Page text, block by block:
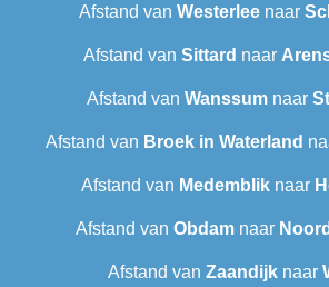
Afstand van Westerlee naar
Afstand van Sittard naar
Afstand van Wanssumnaar
Afstand van Broek in Waterland
Afstand van Medembliknaar
Afstand van Obdam naar
Afstand van Zaandijknaar